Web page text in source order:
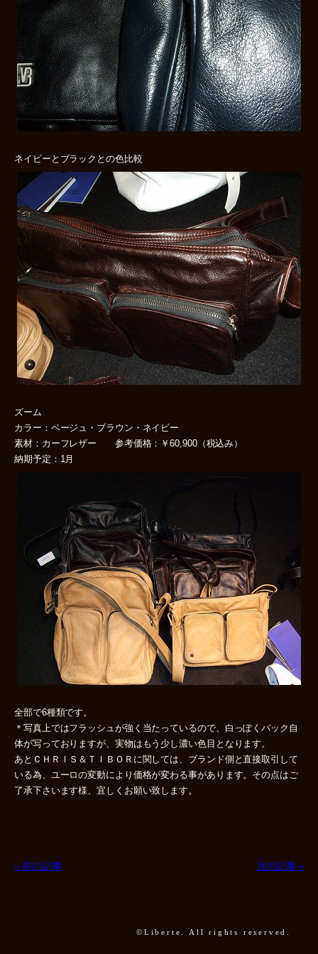
ネイビーとブラックとの色比較
ズーム
カラー：ベージュ・ブラウン・ネイビー
素材：カーフレザー 参考価格：￥60,900（税込み）
納期予定：1月
全部で6種類です。
＊写真上ではフラッシュが強く当たっているので、白っぽくバック自
体が写っておりますが、実物はもう少し濃い色目となります。
あとＣＨＲＩＳ＆ＴＩＢＯＲに関しては、ブランド側と直接取引して
いる為、ユーロの変動により価格が変わる事があります。その点はご
了承下さいます様、宜しくお願い致します。
« 前の記事 次の記事 »
©Liberte. All rights reserved.